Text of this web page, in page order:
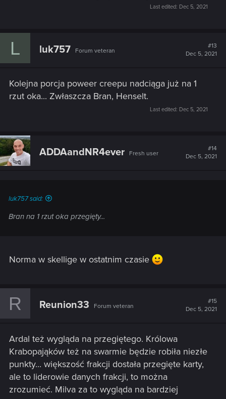
Last edited: Dec 5, 2021
L luk757 Forum veteran
#13
Dec 5, 2021
Kolejna porcja poweer creepu nadciąga już na 1
rzut oka... Zwłaszcza Bran, Henselt.
Last edited: Dec 5, 2021
ADDAandNR4ever Fresh user
#14
Dec 5, 2021
luk757 said:
Bran na 1 rzut oka przegięty...
Norma w skellige w ostatnim czasie
R Reunion33 Forum veteran
#15
Dec 5, 2021
Ardal też wygląda na przegiętego. Królowa
Krabopająków też na swarmie będzie robiła niezłe
punkty... większość frakcji dostała przegięte karty,
ale to liderowie danych frakcji, to można
zrozumieć. Milva za to wygląda na bardziej